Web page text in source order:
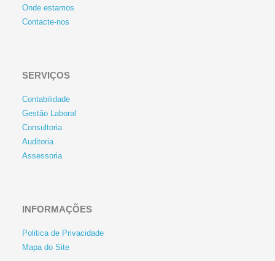
Onde estamos
Contacte-nos
SERVIÇOS
Contabilidade
Gestão Laboral
Consultoria
Auditoria
Assessoria
INFORMAÇÕES
Politica de Privacidade
Mapa do Site